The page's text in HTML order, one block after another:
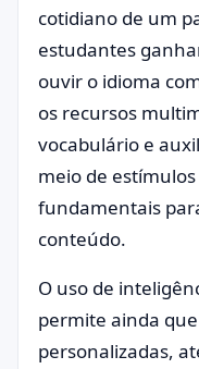
cotidiano de um
estudantes
ouvir o idioma
os recursos
vocabulário e
meio de
fundamentais
conteúdo.
O uso de
permite ainda
personalizadas,